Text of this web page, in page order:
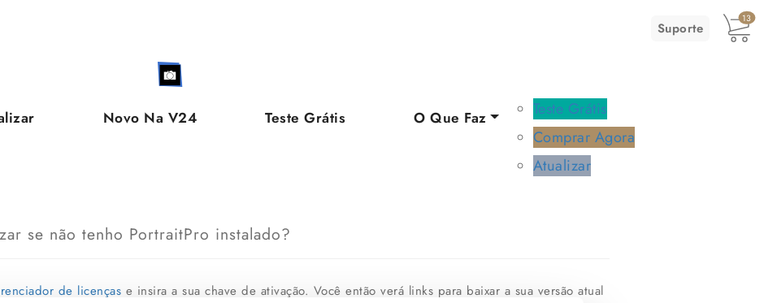
Suporte
13
Novo Na V24 Teste Grátis O Que Faz
Teste Grátis
Comprar Agora
Atualizar
se não tenho PortraitPro instalado?
de licenças e insira a sua chave de ativação. Você então verá links para baixar a sua versão atual